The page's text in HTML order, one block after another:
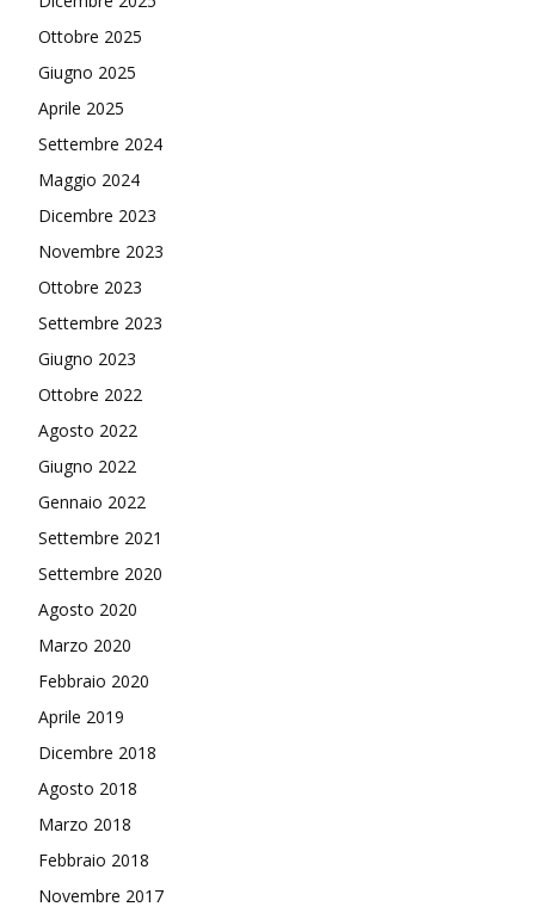
Ottobre 2025
Giugno 2025
Aprile 2025
Settembre 2024
Maggio 2024
Dicembre 2023
Novembre 2023
Ottobre 2023
Settembre 2023
Giugno 2023
Ottobre 2022
Agosto 2022
Giugno 2022
Gennaio 2022
Settembre 2021
Settembre 2020
Agosto 2020
Marzo 2020
Febbraio 2020
Aprile 2019
Dicembre 2018
Agosto 2018
Marzo 2018
Febbraio 2018
Novembre 2017